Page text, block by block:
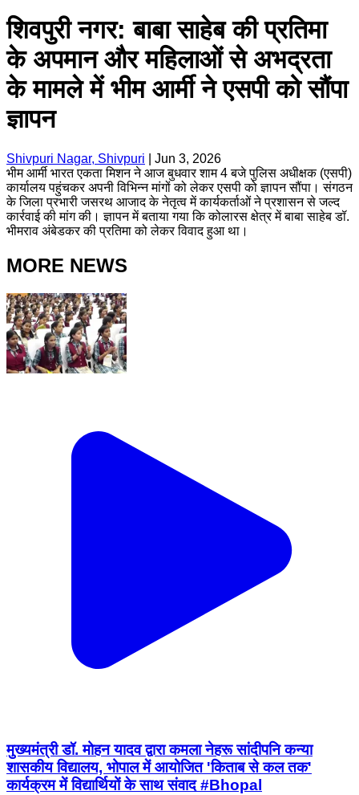
शिवपुरी नगर: बाबा साहेब की प्रतिमा
के अपमान और महिलाओं से अभद्रता
के मामले में भीम आर्मी ने एसपी को सौंपा
ज्ञापन
Shivpuri Nagar, Shivpuri
Jun 3, 2026
भीम आर्मी भारत एकता मिशन ने आज बुधवार शाम 4 बजे पुलिस अधीक्षक (एसपी)
कार्यालय पहुंचकर अपनी विभिन्न मांगों को लेकर एसपी को ज्ञापन सौंपा। संगठन
के जिला प्रभारी जसरथ आजाद के नेतृत्व में कार्यकर्ताओं ने प्रशासन से जल्द
कार्रवाई की मांग की। ज्ञापन में बताया गया कि कोलारस क्षेत्र में बाबा साहेब डॉ.
भीमराव अंबेडकर की प्रतिमा को लेकर विवाद हुआ था।
MORE NEWS
मुख्यमंत्री डॉ. मोहन यादव द्वारा कमला नेहरू सांदीपनि कन्या
शासकीय विद्यालय, भोपाल में आयोजित 'किताब से कल तक'
कार्यक्रम में विद्यार्थियों के साथ संवाद #Bhopal